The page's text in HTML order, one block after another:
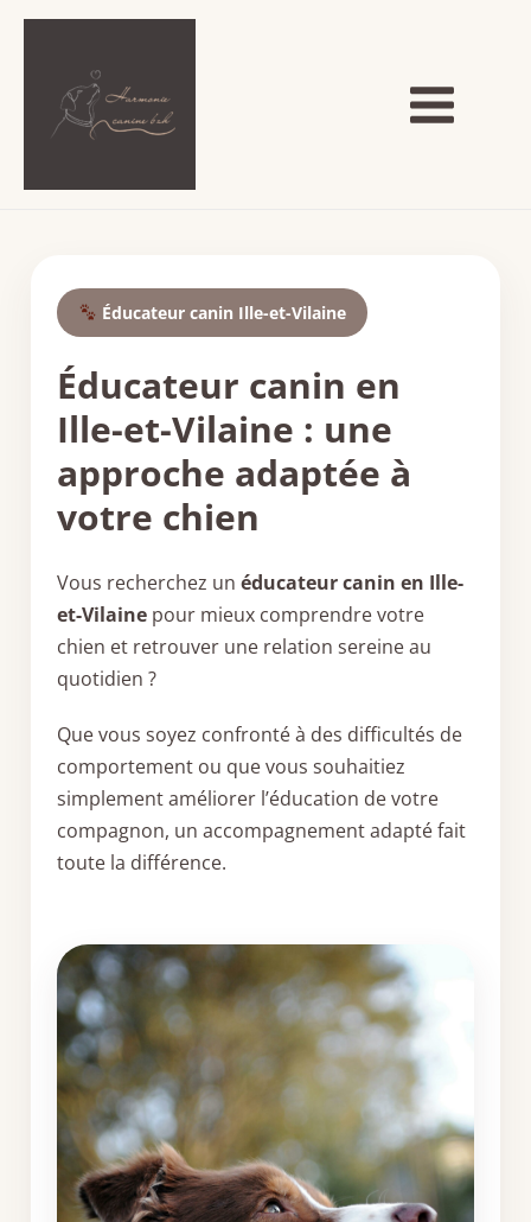
Aller
Menu
Éducateur canin Ille-et-Vilaine
Éducateur canin en
Ille-et-Vilaine : une
approche adaptée à
votre chien
Vous recherchez un éducateur canin en Ille-
et-Vilaine pour mieux comprendre votre
chien et retrouver une relation sereine au
quotidien ?
Que vous soyez confronté à des difficultés de
comportement ou que vous souhaitiez
simplement améliorer l’éducation de votre
compagnon, un accompagnement adapté fait
toute la différence.
Navigation